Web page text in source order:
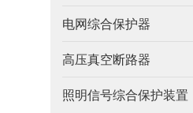
电网综合保护器
高压真空断路器
照明信号综合保护装置